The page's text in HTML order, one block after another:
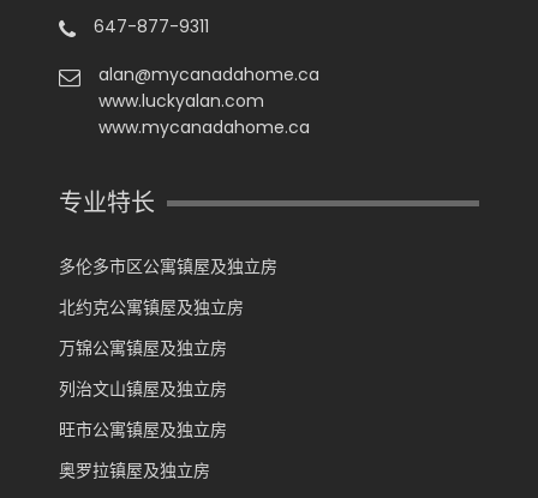
647-877-9311
alan@mycanadahome.ca
www.luckyalan.com
www.mycanadahome.ca
专业特长
多伦多市区公寓镇屋及独立房
北约克公寓镇屋及独立房
万锦公寓镇屋及独立房
列治文山镇屋及独立房
旺市公寓镇屋及独立房
奥罗拉镇屋及独立房